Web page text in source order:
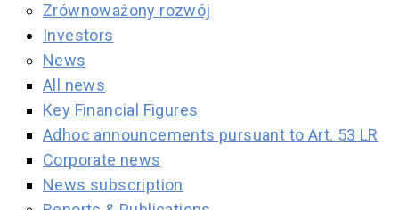
Zrównoważony rozwój
Investors
News
All news
Key Financial Figures
Adhoc announcements pursuant to Art. 53 LR
Corporate news
News subscription